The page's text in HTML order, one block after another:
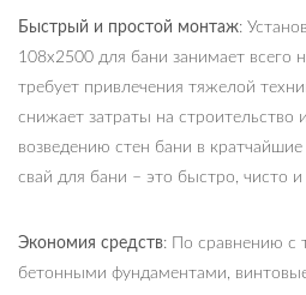
Быстрый и простой монтаж:
108х2500 для бани занимает всего
требует привлечения тяжелой
снижает затраты на строительство
возведению стен бани в
свай для бани – это быстро, чисто
Экономия средств: По сравнению с
бетонными фундаментами,